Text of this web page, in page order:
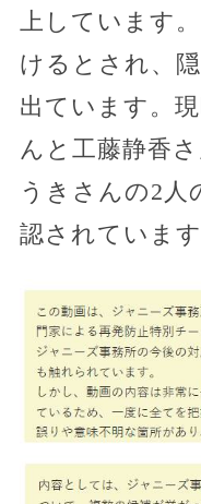
上しています
けるとされ、
出ています。
んと工藤静香
うきさんの2人
認されています